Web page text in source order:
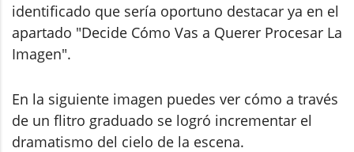
identificado que sería oportuno destacar ya en el
apartado "Decide Cómo Vas a Querer Procesar La
Imagen".
En la siguiente imagen puedes ver cómo a través
de un flitro graduado se logró incrementar el
dramatismo del cielo de la escena.